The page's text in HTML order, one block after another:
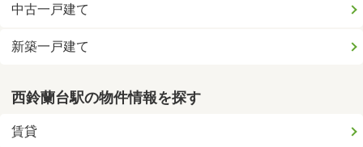
中古一戸建て
新築一戸建て
西鈴蘭台駅の物件情報を探す
賃貸